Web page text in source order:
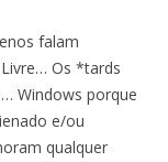
falam
Os *tards
Windows porque
e/ou
qualquer